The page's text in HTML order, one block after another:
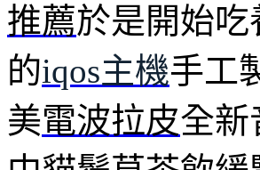
推薦於是開始
的iqos主機手工
美電波拉皮全新